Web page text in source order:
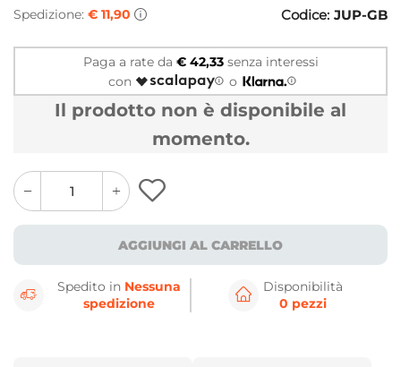
Spedizione: € 11,90 Codice: JUP-GB
Paga a rate da € 42,33senza interessi
con
o
Il prodotto non è disponibile al
momento.
quantity
button
quantity
minus
button
AGGIUNGI AL CARRELLO
Spedito in Nessuna
spedizione
Disponibilità
0 pezzi